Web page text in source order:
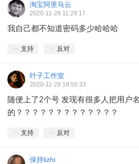
淘宝阿里马云
2020-11-28 11:29:17
我自己都不知道密码多少哈哈哈
支持 反对
叶子工作室
2020-11-28 18:50:33
随便上了2个号 发现有很多人把用户
的？？？？？？？？？？？？？
支持 反对
保持lizhi